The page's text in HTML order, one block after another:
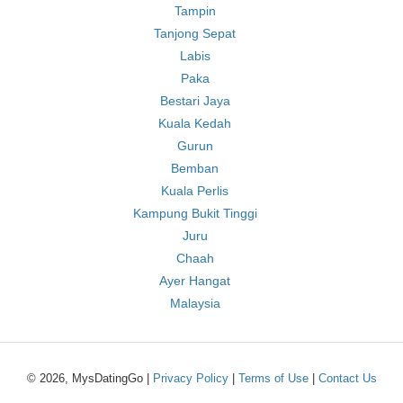
Tampin
Tanjong Sepat
Labis
Paka
Bestari Jaya
Kuala Kedah
Gurun
Bemban
Kuala Perlis
Kampung Bukit Tinggi
Juru
Chaah
Ayer Hangat
Malaysia
© 2026, MysDatingGo | Privacy Policy| Terms of Use| Contact Us